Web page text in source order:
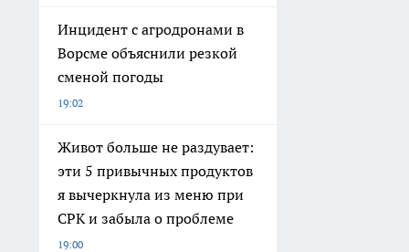
Инцидент с агродронами в
Ворсме объяснили резкой
сменой погоды
19:02
Живот больше не раздувает:
эти 5 привычных продуктов
я вычеркнула из меню при
СРК и забыла о проблеме
19:00